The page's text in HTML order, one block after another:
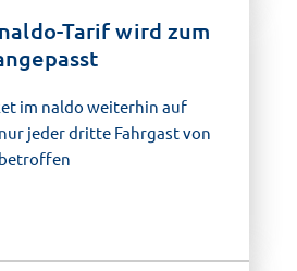
Tarif wird zum
im naldo weiterhin auf
jeder dritte Fahrgast von